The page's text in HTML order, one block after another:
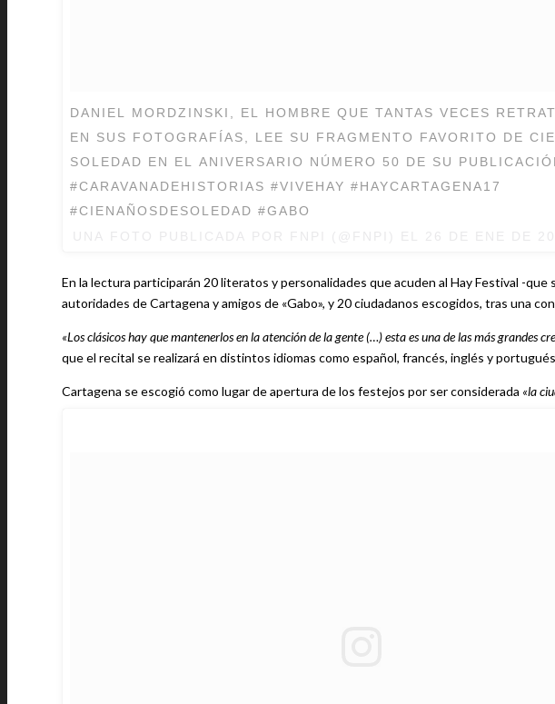
DANIEL MORDZINSKI, EL HOMBRE QUE TANTAS VECES
EN SUS FOTOGRAFÍAS, LEE SU FRAGMENTO FAVORITO DE
SOLEDAD EN EL ANIVERSARIO NÚMERO 50 DE SU
#CARAVANADEHISTORIAS #VIVEHAY #HAYCARTAGENA17
#CIENAÑOSDESOLEDAD #GABO
En la lectura participarán 20 literatos y personalidades que acuden al Hay Festival -
autoridades de Cartagena y amigos de «Gabo», y 20 ciudadanos escogidos, tras una
«Los clásicos hay que mantenerlos en la atención de la gente (…) esta es una de las más grandes
que el recital se realizará en distintos idiomas como español, francés, inglés y
Cartagena se escogió como lugar de apertura de los festejos por ser considerada «la